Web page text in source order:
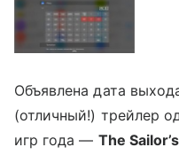
Объявлена дата
(отличный!) трейлер
игр года — The Sailor’s